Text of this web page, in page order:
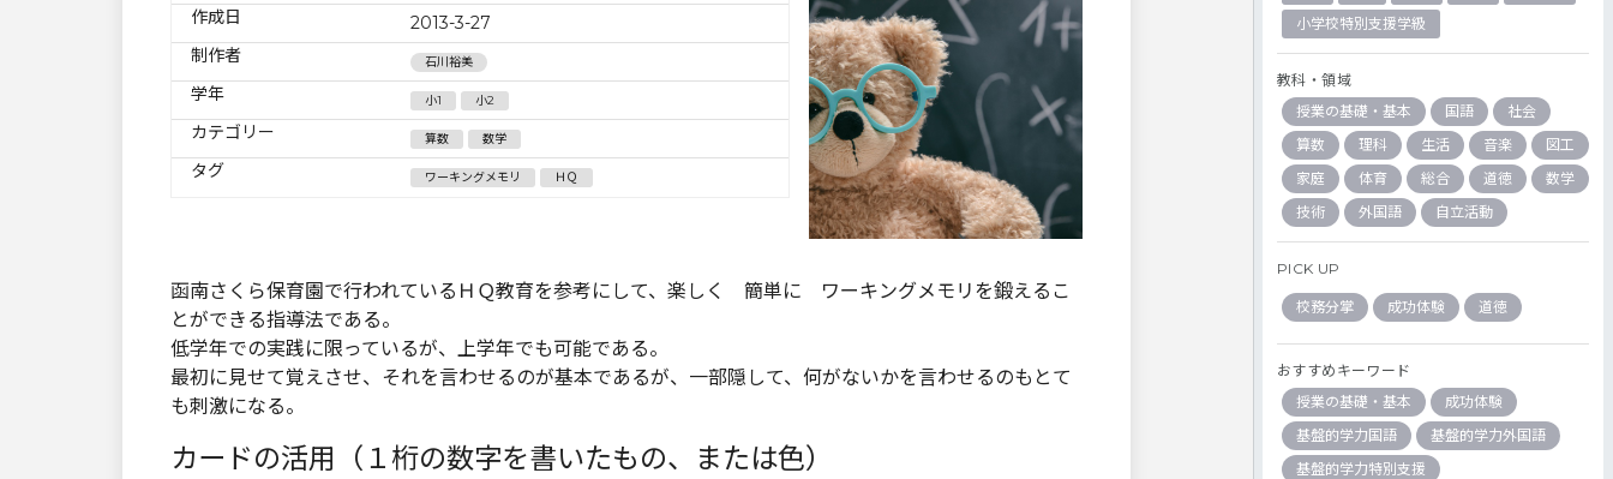
作成日
2013-3-27
制作者
石川裕美
学年 小1 小2
カテゴリー 算数 数学
タグ ワーキングメモリ ＨＱ
函南さくら保育園で行われているＨＱ教育を参考にして、楽しく 簡単に ワーキングメモリを鍛えるこ
とができる指導法である。
低学年での実践に限っているが、上学年でも可能である。
最初に見せて覚えさせ、それを言わせるのが基本であるが、一部隠して、何がないかを言わせるのもとて
も刺激になる。
カードの活用（１桁の数字を書いたもの、または色）
小学校特別支援学級
教科・領域
授業の基礎・基本
国語
社会
算数
理科 生活 音楽
図工
家庭
体育 総合 道徳
数学
技術
外国語 自立活動
PICK UP
校務分掌 成功体験 道徳
おすすめキーワード
授業の基礎・基本
成功体験
基盤的学力国語
基盤的学力外国語
基盤的学力特別支援